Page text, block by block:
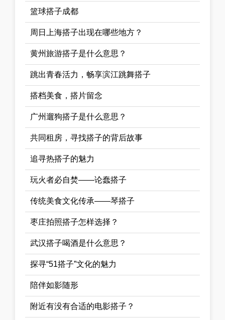
篮球搭子成都
周日上海搭子出现在哪些地方？
黄州旅游搭子是什么意思？
跳出青春活力，畅享滨江跳舞搭子
搭档美食，搭片留念
广州遛狗搭子是什么意思？
共同租房，寻找搭子的背后故事
追寻热搭子的魅力
玩火者必自焚——论蠢搭子
传统美食文化传承——琴搭子
枣庄拍照搭子怎样选择？
武汉搭子喝酒是什么意思？
探寻“51搭子”文化的魅力
陪伴如影随形
附近有没有合适的电影搭子？